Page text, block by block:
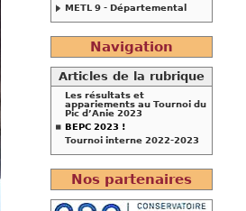
METL 9 - Départemental
Navigation
Articles de la rubrique
Les résultats et
appariements au Tournoi du
Pic d’Anie 2023
BEPC 2023 !
Tournoi interne 2022-2023
Nos partenaires